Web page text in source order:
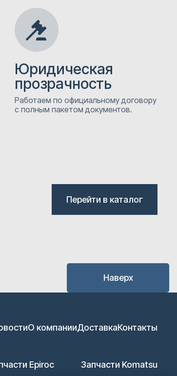
Юридическая
прозрачность
Работаем по официальному договору
с полным пакетом документов.
Перейти в каталог
О компанииДоставкаКонтакты
Epiroc Запчасти Komatsu
Наверх